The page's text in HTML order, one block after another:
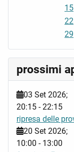
15
22
29
prossimi
03 Set 2026;
20:15 -22:15
ripresa delle
20 Set 2026;
10:00 - 13:00